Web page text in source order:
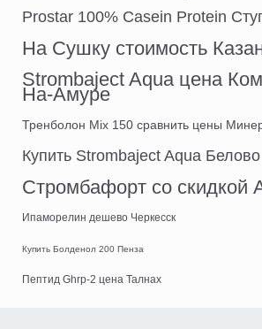
Prostar 100% Casein Protein
На Сушку стоимость
Strombaject Aqua цена
На-Амуре
Тренболон Mix 150 сравнить цены
Купить Strombaject Aqua Белово
Стромбафорт со скидкой
Ипаморелин дешево Черкесск
Купить Болденол 200 Пенза
Пептид Ghrp-2 цена Талнах